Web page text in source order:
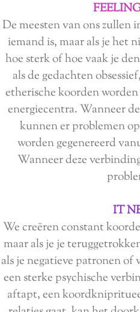
De meesten van ons zullen
iemand is, maar als je het
hoe sterk of hoe vaak je
als de gedachten
etherische koorden
energiecentra. Wanneer
kunnen er problemen
worden gegenereerd
Wanneer deze
IT
We creëren constant
maar als je je
als je negatieve patronen
een sterke psychische
aftapt, een